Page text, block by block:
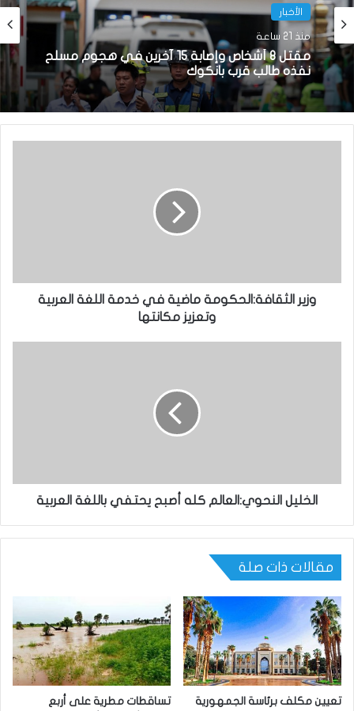
الأخبار
منذ 21 ساعة
مقتل 8 أشخاص وإصابة 15 آخرين في هجوم مسلح
نفذه طالب قرب بانكوك
وزير الثقافة:الحكومة ماضية في خدمة اللغة العربية
وتعزيز مكانتها
الخليل النحوي:العالم كله أصبح يحتفي باللغة العربية
مقالات ذات صلة
تعيين مكلف برئاسة الجمهورية
تساقطات مطرية على أربع